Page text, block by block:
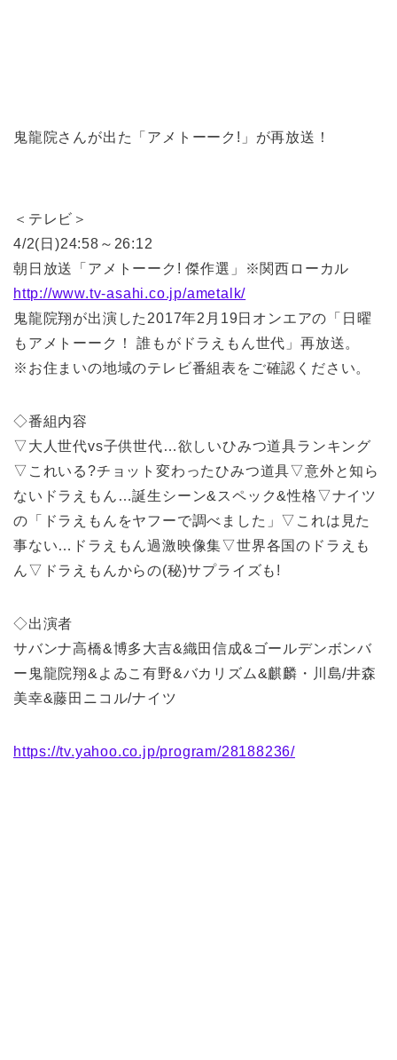
鬼龍院さんが出た「アメトーーク!」が再放送！
＜テレビ＞
4/2(日)24:58～26:12
朝日放送「アメトーーク! 傑作選」※関西ローカル
http://www.tv-asahi.co.jp/ametalk/
鬼龍院翔が出演した2017年2月19日オンエアの「日曜
もアメトーーク！ 誰もがドラえもん世代」再放送。
※お住まいの地域のテレビ番組表をご確認ください。
◇番組内容
▽大人世代vs子供世代…欲しいひみつ道具ランキング
▽これいる?チョット変わったひみつ道具▽意外と知ら
ないドラえもん…誕生シーン&スペック&性格▽ナイツ
の「ドラえもんをヤフーで調べました」▽これは見た
事ない…ドラえもん過激映像集▽世界各国のドラえも
ん▽ドラえもんからの(秘)サプライズも!
◇出演者
サバンナ高橋&博多大吉&織田信成&ゴールデンボンバ
ー鬼龍院翔&よゐこ有野&バカリズム&麒麟・川島/井森
美幸&藤田ニコル/ナイツ
https://tv.yahoo.co.jp/program/28188236/